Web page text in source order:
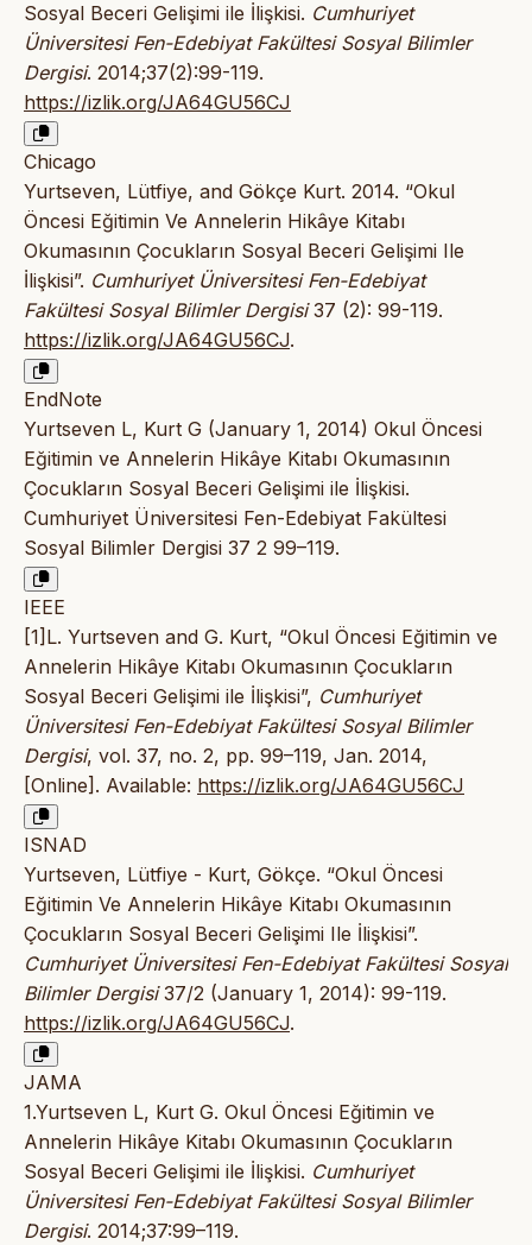
Sosyal Beceri Gelişimi ile İlişkisi. Cumhuriyet
Üniversitesi Fen-Edebiyat Fakültesi Sosyal Bilimler
Dergisi. 2014;37(2):99-119.
https://izlik.org/JA64GU56CJ
Chicago
Yurtseven, Lütfiye, and Gökçe Kurt. 2014. “Okul
Öncesi Eğitimin Ve Annelerin Hikâye Kitabı
Okumasının Çocukların Sosyal Beceri Gelişimi Ile
İlişkisi”. Cumhuriyet Üniversitesi Fen-Edebiyat
Fakültesi Sosyal Bilimler Dergisi37 (2): 99-119.
https://izlik.org/JA64GU56CJ.
EndNote
Yurtseven L, Kurt G (January 1, 2014) Okul Öncesi
Eğitimin ve Annelerin Hikâye Kitabı Okumasının
Çocukların Sosyal Beceri Gelişimi ile İlişkisi.
Cumhuriyet Üniversitesi Fen-Edebiyat Fakültesi
Sosyal Bilimler Dergisi 37 2 99–119.
IEEE
[1]L. Yurtseven and G. Kurt, “Okul Öncesi Eğitimin ve
Annelerin Hikâye Kitabı Okumasının Çocukların
Sosyal Beceri Gelişimi ile İlişkisi”, Cumhuriyet
Üniversitesi Fen-Edebiyat Fakültesi Sosyal Bilimler
Dergisi, vol. 37, no. 2, pp. 99–119, Jan. 2014,
[Online]. Available: https://izlik.org/JA64GU56CJ
ISNAD
Yurtseven, Lütfiye - Kurt, Gökçe. “Okul Öncesi
Eğitimin Ve Annelerin Hikâye Kitabı Okumasının
Çocukların Sosyal Beceri Gelişimi Ile İlişkisi”.
Cumhuriyet Üniversitesi Fen-Edebiyat Fakültesi Sosyal
Bilimler Dergisi37/2 (January 1, 2014): 99-119.
https://izlik.org/JA64GU56CJ.
JAMA
1.Yurtseven L, Kurt G. Okul Öncesi Eğitimin ve
Annelerin Hikâye Kitabı Okumasının Çocukların
Sosyal Beceri Gelişimi ile İlişkisi. Cumhuriyet
Üniversitesi Fen-Edebiyat Fakültesi Sosyal Bilimler
Dergisi. 2014;37:99–119.